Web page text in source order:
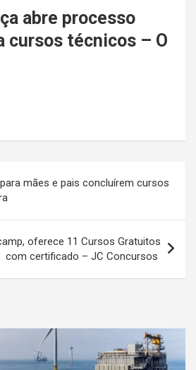
mineração,
etc
abre processo
cursos técnicos – O
mães e pais concluírem cursos
oferece 11 Cursos Gratuitos
com certificado – JC Concursos